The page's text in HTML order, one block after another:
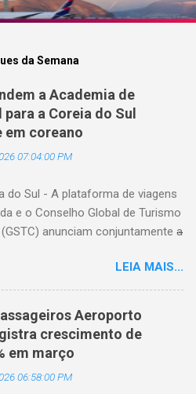
da Semana
a Academia de
a Coreia do Sul
em coreano
07:04:00 PM
do Sul - A plataforma de viagens
e o Conselho Global de Turismo
anunciam conjuntamente a
do Sul, com suporte completo
(Arquivo © BlogTurS) Este marco
em que a Academia celebra
aniversário e ultrapassa a marca
usuários cadastrados, dando
à sua missão de apoiar
da hotelaria em toda a região,
LEIA MAIS...
Aeroporto
crescimento de
em março
06:58:00 PM